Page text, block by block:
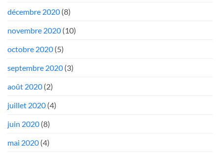
décembre 2020 (8)
novembre 2020 (10)
octobre 2020 (5)
septembre 2020 (3)
août 2020 (2)
juillet 2020 (4)
juin 2020 (8)
mai 2020 (4)